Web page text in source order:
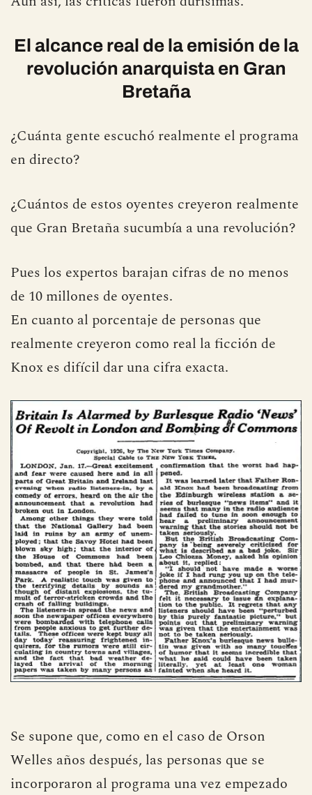
El alcance real de la emisión de la
revolución anarquista en Gran
Bretaña
¿Cuánta gente escuchó realmente el programa
en directo?
¿Cuántos de estos oyentes creyeron realmente
que Gran Bretaña sucumbía a una revolución?
Pues los expertos barajan cifras de no menos
de 10 millones de oyentes.
En cuanto al porcentaje de personas que
realmente creyeron como real la ficción de
Knox es difícil dar una cifra exacta.
Se supone que, como en el caso de Orson
Welles años después, las personas que se
incorporaron al programa una vez empezado